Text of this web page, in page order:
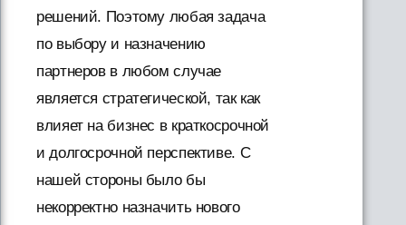
решений. Поэтому любая задача
по выбору и назначению
партнеров в любом случае
является стратегической, так как
влияет на бизнес в краткосрочной
и долгосрочной перспективе. С
нашей стороны было бы
некорректно назначить нового